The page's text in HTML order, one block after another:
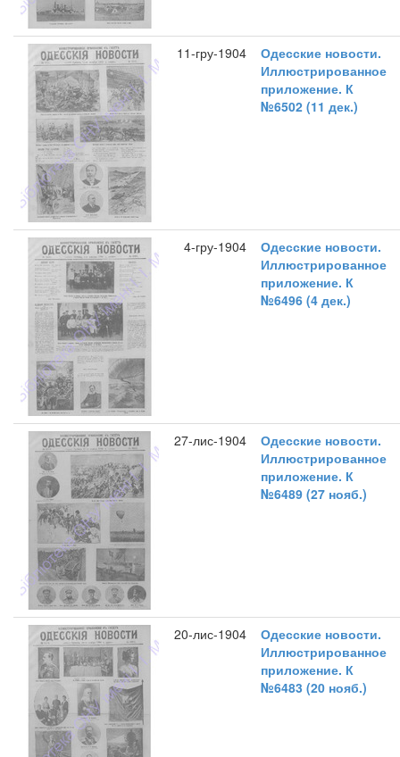
11-гру-1904
Одесские новости.
Иллюстрированное
приложение. К
№6502 (11 дек.)
4-гру-1904
Одесские новости.
Иллюстрированное
приложение. К
№6496 (4 дек.)
27-лис-1904
Одесские новости.
Иллюстрированное
приложение. К
№6489 (27 нояб.)
20-лис-1904
Одесские новости.
Иллюстрированное
приложение. К
№6483 (20 нояб.)